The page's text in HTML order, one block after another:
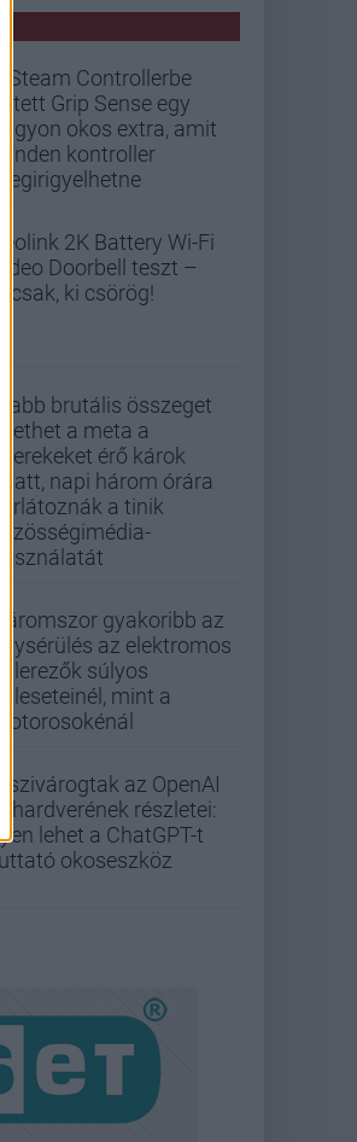
A Steam Controllerbe
rejtett Grip Sense egy
nagyon okos extra, amit
minden kontroller
megirigyelhetne
Reolink 2K Battery Wi-Fi
Video Doorbell teszt –
Nicsak, ki csörög!
Újabb brutális összeget
fizethet a meta a
gyerekeket érő károk
miatt, napi három órára
korlátoznák a tinik
közösségimédia-
használatát
Háromszor gyakoribb az
agysérülés az elektromos
rollerezők súlyos
baleseteinél, mint a
motorosokénál
Kiszivárogtak az OpenAI
új hardverének részletei:
lehet a ChatGPT-t
okoseszköz